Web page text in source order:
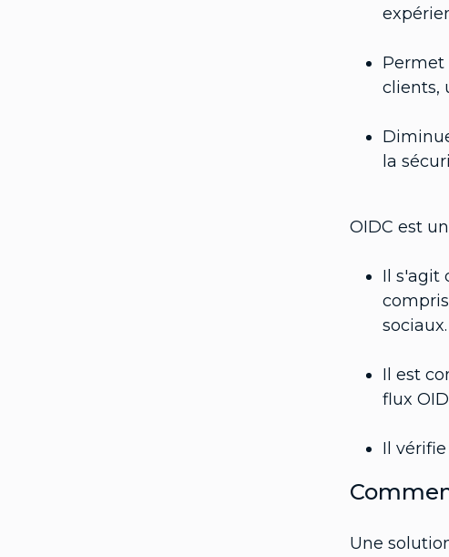
Permet
clients,
la
OIDC est
Il s'agit
sociaux.
Il est
flux
Il
Une